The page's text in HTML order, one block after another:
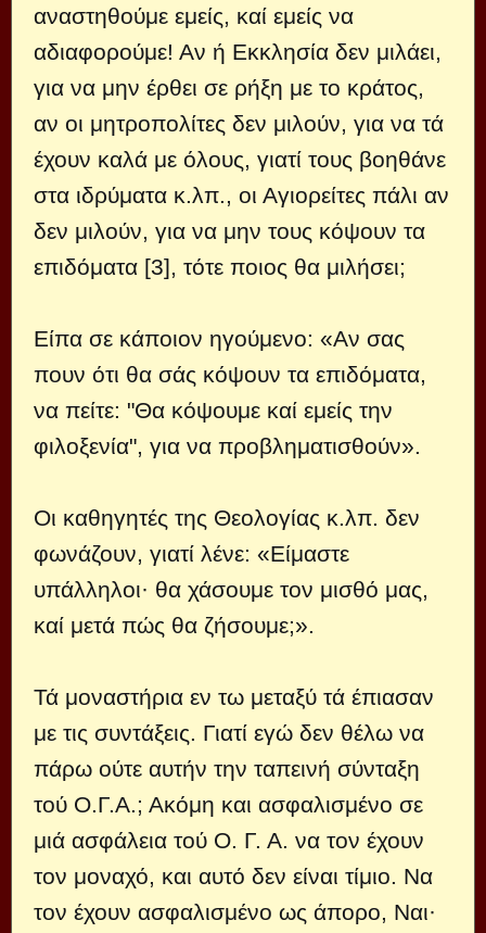
αναστηθούμε εμείς, καί εμείς να
αδιαφορούμε! Αν ή Εκκλησία δεν μιλάει,
για να μην έρθει σε ρήξη με το κράτος,
αν οι μητροπολίτες δεν μιλούν, για να τά
έχουν καλά με όλους, γιατί τους βοηθάνε
στα ιδρύματα κ.λπ., οι Αγιορείτες πάλι αν
δεν μιλούν, για να μην τους κόψουν τα
επιδόματα [3], τότε ποιος θα μιλήσει;
Είπα σε κάποιον ηγούμενο: «Αν σας
πουν ότι θα σάς κόψουν τα επιδόματα,
να πείτε: "Θα κόψουμε καί εμείς την
φιλοξενία", για να προβληματισθούν».
Οι καθηγητές της Θεολογίας κ.λπ. δεν
φωνάζουν, γιατί λένε: «Είμαστε
υπάλληλοι· θα χάσουμε τον μισθό μας,
καί μετά πώς θα ζήσουμε;».
Τά μοναστήρια εν τω μεταξύ τά έπιασαν
με τις συντάξεις. Γιατί εγώ δεν θέλω να
πάρω ούτε αυτήν την ταπεινή σύνταξη
τού Ο.Γ.Α.; Ακόμη και ασφαλισμένο σε
μιά ασφάλεια τού Ο. Γ. Α. να τον έχουν
τον μοναχό, και αυτό δεν είναι τίμιο. Να
τον έχουν ασφαλισμένο ως άπορο, Ναι·